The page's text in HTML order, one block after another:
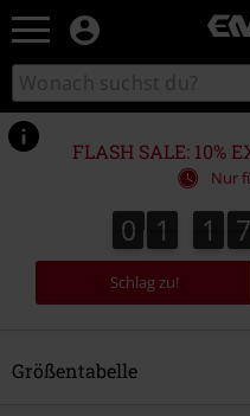
Katalog
durchsuchen
FLASH SALE: 10%
Nur
0
0 1
1 1
1 7
7
Schlag zu!
Größentabelle